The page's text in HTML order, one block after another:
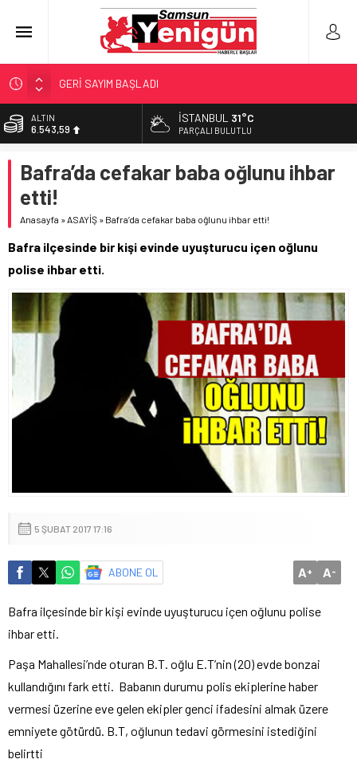
GERİ SAYIM BAŞLADI
SAMSUNSPOR’DA HEDEF 5’İNCİLİK!
‘BAFRA’YA YATIRIM YAPIN!’
YÖNETİCİ SEÇERKEN YAPILAN EN BÜYÜK HATALAR
ALTIN
6.543,59
13.798,82
DOLAR
47,7010
55,0063
İSTANBUL 31°C
PARÇALI BULUTLU
Bafra’da cefakar baba oğlunu ihbar
etti!
Anasayfa »ASAYİŞ » Bafra’da cefakar baba oğlunu ihbar etti!
Bafra ilçesinde bir kişi evinde uyuşturucu içen oğlunu
polise ihbar etti.
5 ŞUBAT 2017 17:16
ABONE OL A+ A-
Bafra ilçesinde bir kişi evinde uyuşturucu içen oğlunu polise
ihbar etti.
Paşa Mahallesi’nde oturan B.T. oğlu E.T’nin (20) evde bonzai
kullandığını fark etti. Babanın durumu polis ekiplerine haber
vermesi üzerine eve gelen ekipler genci ifadesini almak üzere
emniyete götürdü. B.T, oğlunun tedavi görmesini istediğini
belirtti